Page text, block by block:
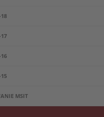
18
17
16
15
MSIT